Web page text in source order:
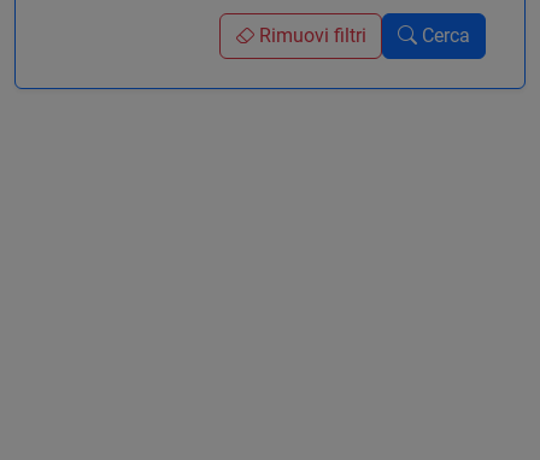
Rimuovi filtri Cerca